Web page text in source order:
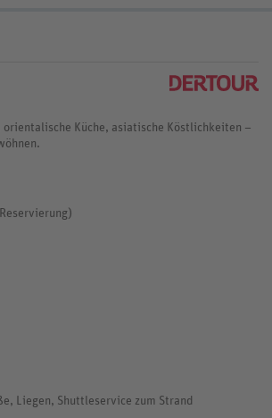
Küche, asiatische Köstlichkeiten –
Liegen, Shuttleservice zum Strand